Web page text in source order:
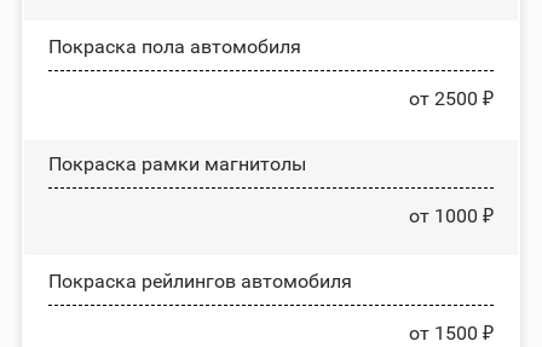
Покраска пола автомобиля
от 2500 ₽
Покраска рамки магнитолы
от 1000 ₽
Покраска рейлингов автомобиля
от 1500 ₽